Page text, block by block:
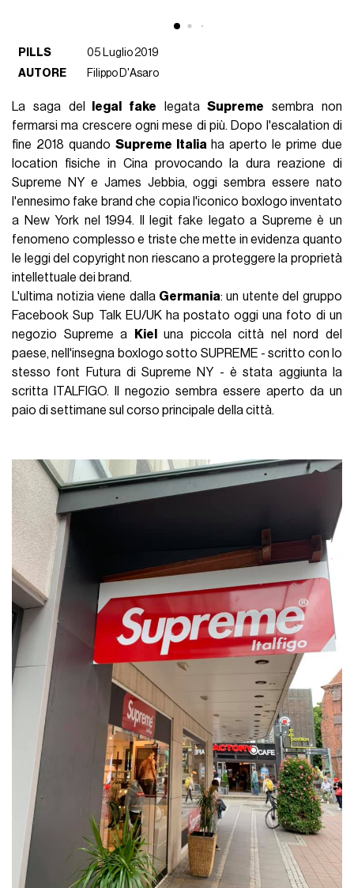
PILLS
05 Luglio 2019
AUTORE
Filippo D'Asaro
La saga del legal fake legataSupreme sembra non
fermarsi ma crescere ogni mese di più. Dopo l'escalation di
fine 2018 quando Supreme Italia ha aperto le prime due
location fisiche in Cina provocando la dura reazione di
Supreme NY e James Jebbia, oggi sembra essere nato
l'ennesimo fake brand che copia l'iconico boxlogo inventato
a New York nel 1994. Il legit fake legato a Supreme è un
fenomeno complesso e triste che mette in evidenza quanto
le leggi del copyright non riescano a proteggere la proprietà
intellettuale dei brand.
L'ultima notizia viene dalla Germania: un utente del gruppo
Facebook Sup Talk EU/UK ha postato oggi una foto di un
negozio Supreme a
Kiel
una piccola città nel nord del
paese, nell'insegna boxlogo sotto SUPREME - scritto con lo
stesso font Futura di Supreme NY - è stata aggiunta la
scritta ITALFIGO. Il negozio sembra essere aperto da un
paio di settimane sul corso principale della città.